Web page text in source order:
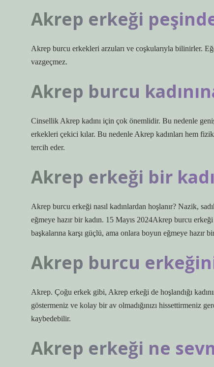
Akrep erkeği
Akrep burcu erkekleri arzuları ve coşkularıyla bilinirler.
vazgeçmez.
Akrep burcu
Cinsellik Akrep kadını için çok önemlidir. Bu nedenle
erkekleri çekici kılar. Bu nedenle Akrep kadınları hem
tercih eder.
Akrep erkeği bir
Akrep burcu erkeği nasıl kadınlardan hoşlanır? Nazik,
eğmeye hazır bir kadın. 15 Mayıs 2024Akrep burcu
başkalarına karşı güçlü, ama onlara boyun eğmeye hazır
Akrep burcu
Akrep. Çoğu erkek gibi, Akrep erkeği de hoşlandığı
göstermeniz ve kolay bir av olmadığınızı hissettirmeniz
kaybedebilir.
Akrep erkeği ne